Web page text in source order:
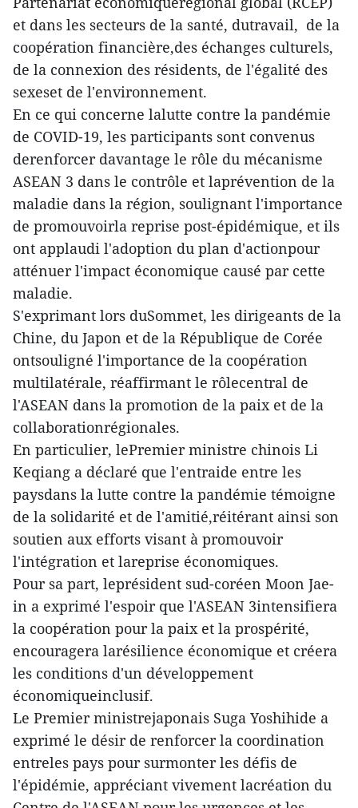
et dans les secteurs de la santé, dutravail, de la
coopération financière,des échanges culturels,
de la connexion des résidents, de l'égalité des
sexeset de l'environnement.
En ce qui concerne lalutte contre la pandémie
de COVID-19, les participants sont convenus
derenforcer davantage le rôle du mécanisme
ASEAN 3 dans le contrôle et laprévention de la
maladie dans la région, soulignant l'importance
de promouvoirla reprise post-épidémique, et ils
ont applaudi l'adoption du plan d'actionpour
atténuer l'impact économique causé par cette
maladie.
S'exprimant lors duSommet, les dirigeants de la
Chine, du Japon et de la République de Corée
ontsouligné l'importance de la coopération
multilatérale, réaffirmant le rôlecentral de
l'ASEAN dans la promotion de la paix et de la
collaborationrégionales.
En particulier, lePremier ministre chinois Li
Keqiang a déclaré que l'entraide entre les
paysdans la lutte contre la pandémie témoigne
de la solidarité et de l'amitié,réitérant ainsi son
soutien aux efforts visant à promouvoir
l'intégration et lareprise économiques.
Pour sa part, leprésident sud-coréen Moon Jae-
in a exprimé l'espoir que l'ASEAN 3intensifiera
la coopération pour la paix et la prospérité,
encouragera larésilience économique et créera
les conditions d'un développement
économiqueinclusif.
Le Premier ministrejaponais Suga Yoshihide a
exprimé le désir de renforcer la coordination
entreles pays pour surmonter les défis de
l'épidémie, appréciant vivement lacréation du